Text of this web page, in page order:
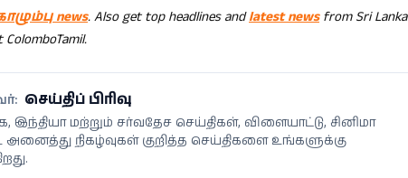
news. Also get top headlines andlatest newsfrom Sri Lanka
செய்திப் பிரிவு
மற்றும் சர்வதேச செய்திகள், விளையாட்டு, சினிமா
அனைத்து நிகழ்வுகள் குறித்த செய்திகளை உங்களுக்கு